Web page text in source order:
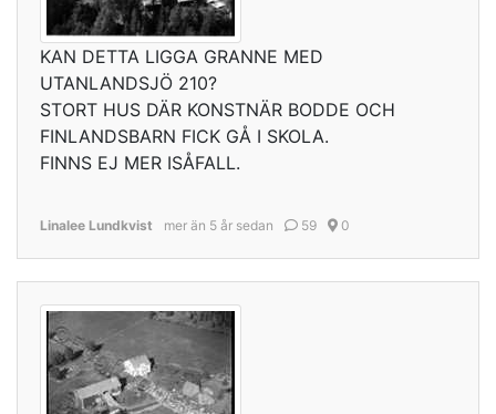
KAN DETTA LIGGA GRANNE MED
UTANLANDSJÖ 210?
STORT HUS DÄR KONSTNÄR BODDE OCH
FINLANDSBARN FICK GÅ I SKOLA.
FINNS EJ MER ISÅFALL.
Linalee Lundkvist mer än 5 år sedan 59 0